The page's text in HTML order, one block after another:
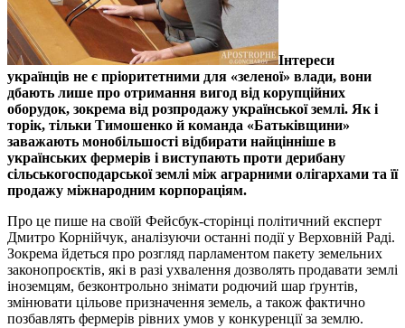
Інтереси
українців не є пріоритетними для «зеленої» влади, вони
дбають лише про отримання вигод від корупційних
оборудок, зокрема від розпродажу української землі. Як і
торік, тільки Тимошенко й команда «Батьківщини»
заважають монобільшості відбирати найцінніше в
українських фермерів і виступають проти дерибану
сільськогосподарської землі між аграрними олігархами та її
продажу міжнародним корпораціям.
Про це пише на своїй Фейсбук-сторінці політичний експерт
Дмитро Корнійчук, аналізуючи останні події у Верховній Раді.
Зокрема йдеться про розгляд парламентом пакету земельних
законопроєктів, які в разі ухвалення дозволять продавати землі
іноземцям, безконтрольно знімати родючий шар ґрунтів,
змінювати цільове призначення земель, а також фактично
позбавлять фермерів рівних умов у конкуренції за землю.